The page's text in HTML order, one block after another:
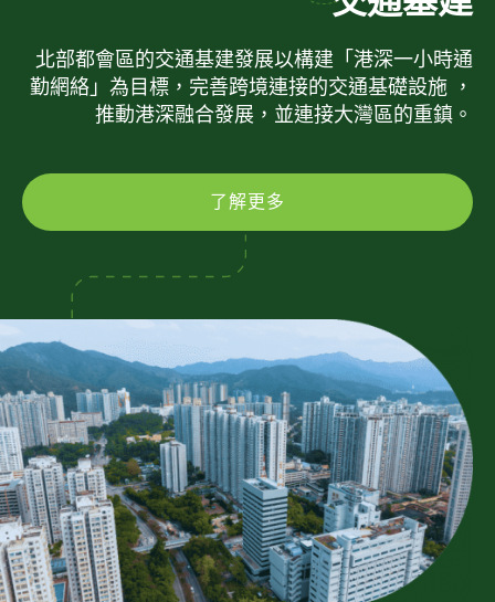
北部都會區的交通基建發展以構建「港深一小時通
勤網絡」為目標，完善跨境連接的交通基礎設施 ，
推動港深融合發展，並連接大灣區的重鎮。
了解更多